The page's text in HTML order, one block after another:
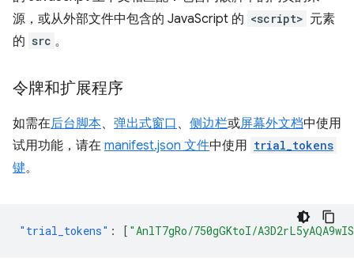
源，或从外部文件中包含的 JavaScript 的 <script> 元素
的 src 。
令牌和扩展程序
如需在后台脚本、 弹出式窗口 、 侧边栏或屏幕外文档中使用
试用功能，请在 manifest.json 文件中使用 trial_tokens
键。
"trial_tokens" : [ "AnlT7gRo/750gGKtoI/